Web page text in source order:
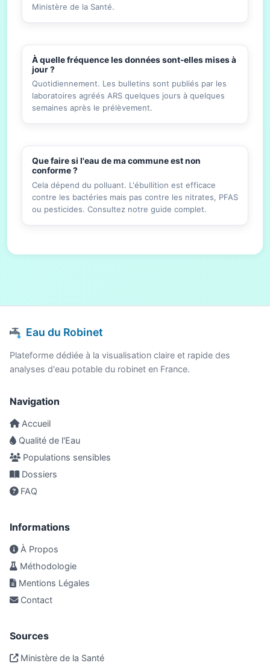
Ministère de la Santé.
À quelle fréquence les données sont-elles mises à
jour ?
Quotidiennement. Les bulletins sont publiés par les
laboratoires agréés ARS quelques jours à quelques
semaines après le prélèvement.
Que faire si l'eau de ma commune est non
conforme ?
Cela dépend du polluant. L'ébullition est efficace
contre les bactéries mais pas contre les nitrates, PFAS
ou pesticides. Consultez notre guide complet.
Eau du Robinet
Plateforme dédiée à la visualisation claire et rapide des
analyses d'eau potable du robinet en France.
Navigation
Accueil
Qualité de l'Eau
Populations sensibles
Dossiers
FAQ
Informations
À Propos
Méthodologie
Mentions Légales
Contact
Sources
Ministère de la Santé